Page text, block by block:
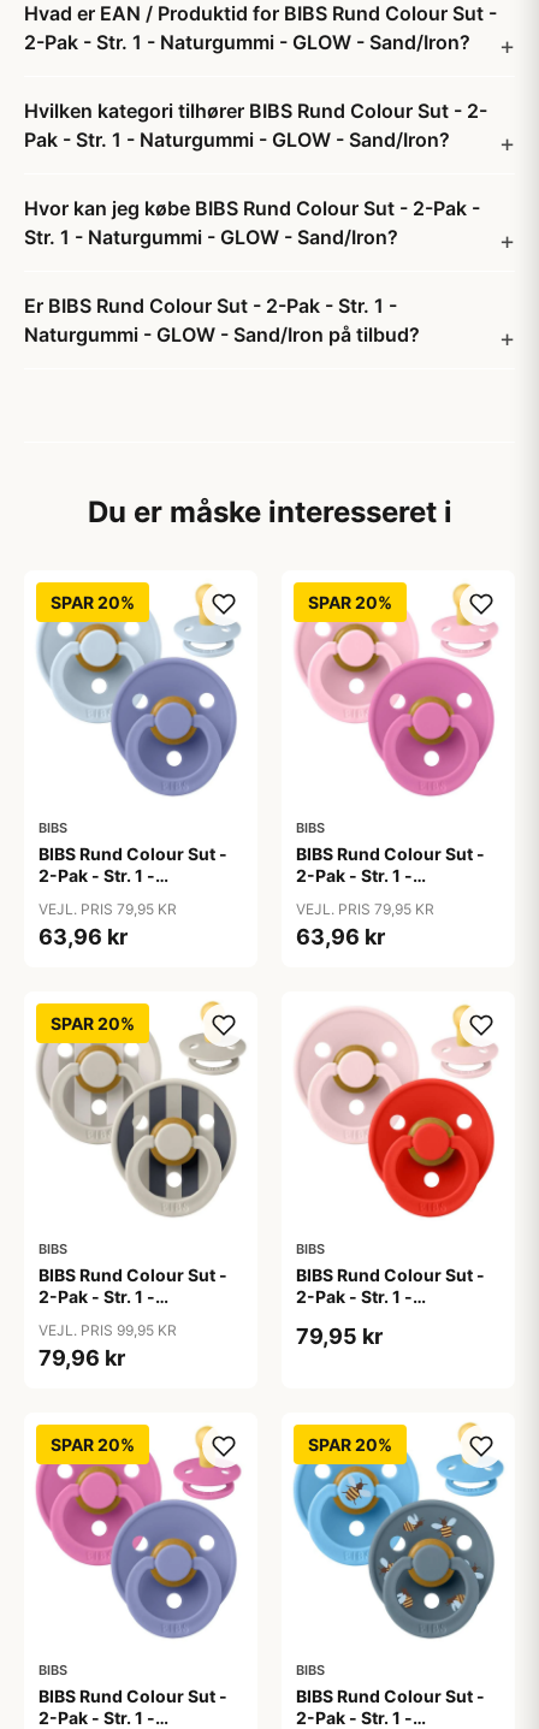
Hvad er EAN / Produktid for BIBS Rund Colour Sut -
2-Pak - Str. 1 - Naturgummi - GLOW - Sand/Iron?
Hvilken kategori tilhører BIBS Rund Colour Sut - 2-
Pak - Str. 1 - Naturgummi - GLOW - Sand/Iron?
Hvor kan jeg købe BIBS Rund Colour Sut - 2-Pak -
Str. 1 - Naturgummi - GLOW - Sand/Iron?
Er BIBS Rund Colour Sut - 2-Pak - Str. 1 -
Naturgummi - GLOW - Sand/Iron på tilbud?
Du er måske interesseret i
SPAR 20%
BIBS
BIBS Rund Colour Sut -
2-Pak - Str. 1 -
Blue/Peri
VEJL. PRIS 79,95 KR
63,96 kr
SPAR 20%
BIBS
BIBS Rund Colour Sut -
2-Pak - Str. 1 -
Pink/Bubblegum
VEJL. PRIS 79,95 KR
63,96 kr
SPAR 20%
BIBS
BIBS Rund Colour Sut -
2-Pak - Str. 1 -
Studio - Sand Mix
VEJL. PRIS 99,95 KR
79,96 kr
BIBS
BIBS Rund Colour Sut -
2-Pak - Str. 1 -
Blossom/Candy Apple
79,95 kr
SPAR 20%
BIBS
BIBS Rund Colour Sut -
2-Pak - Str. 1 -
SPAR 20%
BIBS
BIBS Rund Colour Sut -
2-Pak - Str. 1 -